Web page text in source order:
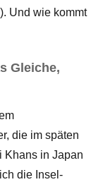
Und wie kommt
Gleiche,
die im späten
Khans in Japan
die Insel-